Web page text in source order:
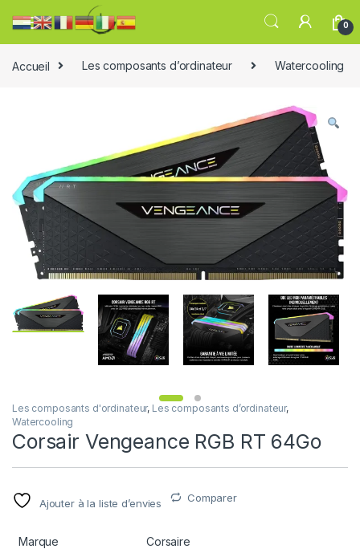
0
Accueil Les composants d’ordinateur Watercooling
Les composants d'ordinateur, Les composants d’ordinateur,
Watercooling
Corsair Vengeance RGB RT 64Go
Ajouter à la liste d’envies Comparer
Marque Corsaire